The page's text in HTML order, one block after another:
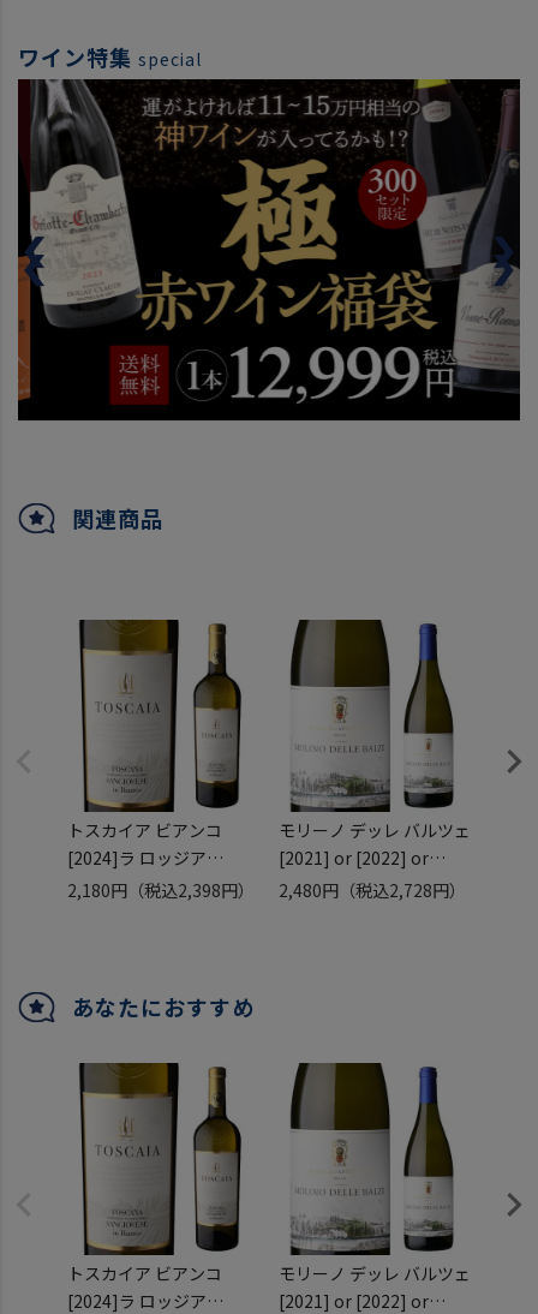
ワイン特集 special
関連商品
トスカイア ビアンコ
[2024]ラ ロッジア
750ml
2,180円 （税込2,398円）
モリーノ デッレ バルツェ
[2021] or [2022] or
[2023] シャルドネ ビオ
2,480円 （税込2,728円）
あなたにおすすめ
トスカイア ビアンコ
[2024]ラ ロッジア
モリーノ デッレ バルツェ
[2021] or [2022] or